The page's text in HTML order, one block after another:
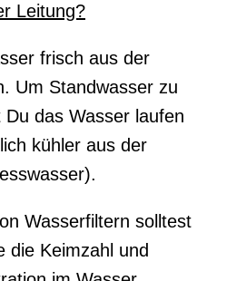
Leitung?
frisch aus der
Um Standwasser zu
das Wasser laufen
kühler aus der
Wasserfiltern solltest
die Keimzahl und